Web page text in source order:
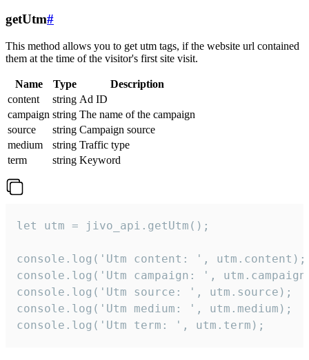
getUtm#
This method allows you to get utm tags, if the website url contained
them at the time of the visitor's first site visit.
Name Type
Description
content
string Ad ID
campaign string The name of the campaign
source
string Campaign source
medium
string Traffic type
term
string Keyword
let utm = jivo_api.getUtm();
console.log('Utm content: ', utm.content);
console.log('Utm campaign: ',
console.log('Utm source: ', utm.source);
console.log('Utm medium: ', utm.medium);
console.log('Utm term: ', utm.term);